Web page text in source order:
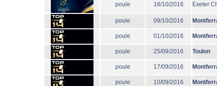
poule 16/10/2016 Exeter
poule 09/10/2016
poule 01/10/2016
poule 25/09/2016 Toulon
poule 17/09/2016
poule 10/09/2016